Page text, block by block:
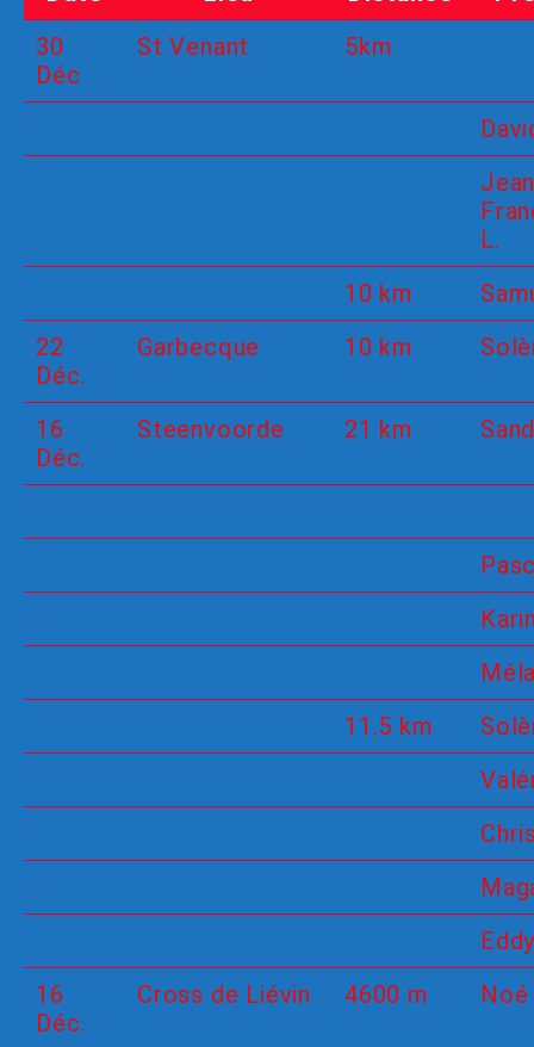
30
Déc
St Venant 5km
L.
10 km
22
Déc.
Garbecque 10 km
16
Déc.
Steenvoorde 21 km
11.5 km
16
Déc.
Cross de Liévin 4600 m Noé